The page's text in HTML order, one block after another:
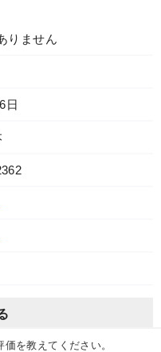
りません
日
を教えてください。